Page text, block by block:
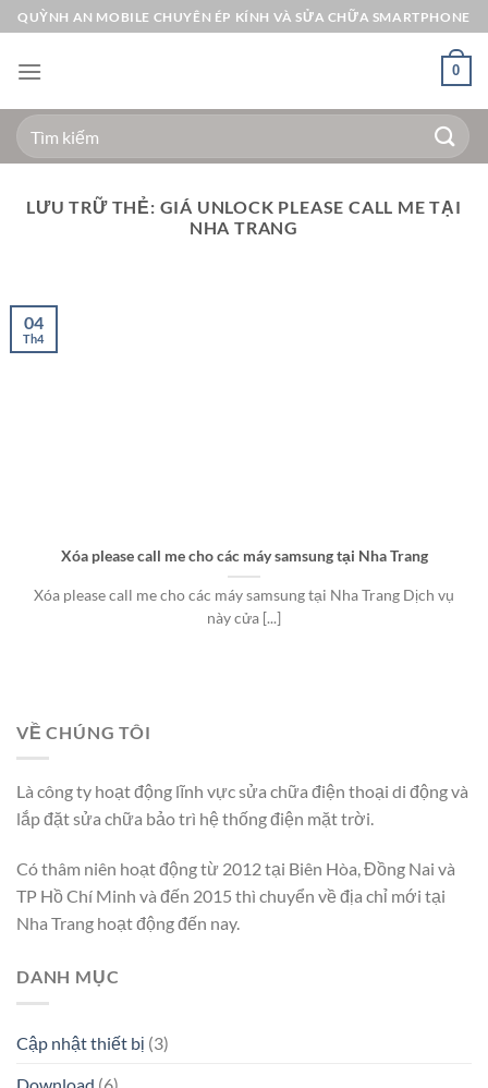
Bỏ
qua
nội
QUỲNH AN MOBILE CHUYÊN ÉP KÍNH VÀ SỬA CHỮA SMARTPHONE
0
Tìm
kiếm:
LƯU TRỮ THẺ: GIÁ UNLOCK PLEASE CALL ME TẠI
NHA TRANG
Xóa please call me cho các máy samsung tại Nha Trang
Xóa please call me cho các máy samsung tại Nha Trang Dịch vụ
này cửa [...]
04
Th4
VỀ CHÚNG TÔI
Là công ty hoạt động lĩnh vực sửa chữa điện thoại di động và
lắp đặt sửa chữa bảo trì hệ thống điện mặt trời.
Có thâm niên hoạt động từ 2012 tại Biên Hòa, Đồng Nai và
TP Hồ Chí Minh và đến 2015 thì chuyển về địa chỉ mới tại
Nha Trang hoạt động đến nay.
DANH MỤC
Cập nhật thiết bị (3)
Download (6)